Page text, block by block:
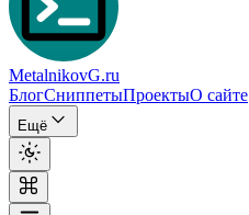
MetalnikovG.ru
БлогСниппетыПроектыО сайте
Ещё